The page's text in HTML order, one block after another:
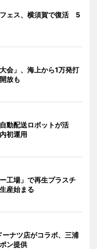
ェス、横須賀で復活 5
会」、海上から1万発打
放も
動配送ロボットが活
初運用
工場」で再生プラスチ
産始まる
ナツ店がコラボ、三浦
ン提供